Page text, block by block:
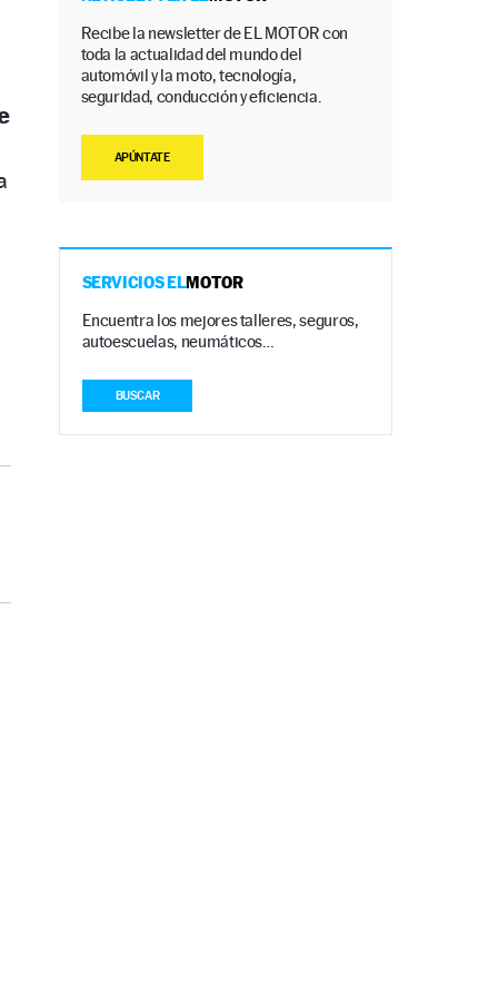
Recibe la newsletter de EL MOTOR con
toda la actualidad del mundo del
automóvil y la moto, tecnología,
seguridad, conducción y eficiencia.
APÚNTATE
SERVICIOS ELMOTOR
Encuentra los mejores talleres, seguros,
autoescuelas, neumáticos…
BUSCAR